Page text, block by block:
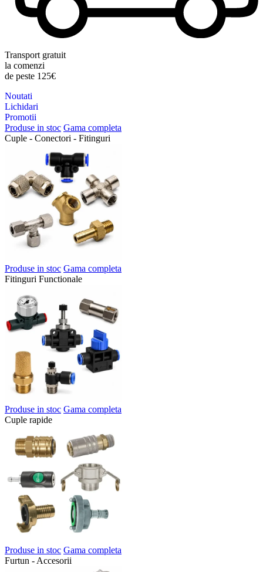
Transport gratuit
la comenzi
de peste 125€
Noutati
Lichidari
Promotii
Produse in stoc Gama completa
Cuple - Conectori - Fitinguri
Produse in stoc Gama completa
Fitinguri Functionale
Produse in stoc Gama completa
Cuple rapide
Produse in stoc Gama completa
Furtun - Accesorii